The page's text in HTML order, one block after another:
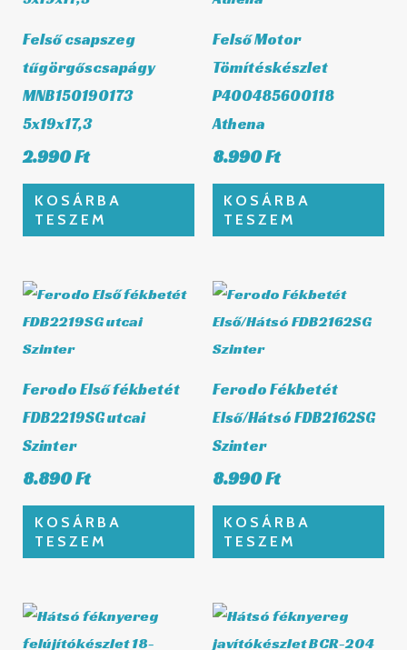
Felső csapszeg
tűgörgőscsapágy
MNB150190173
5x19x17,3
2.990Ft
KOSÁRBA
TESZEM
Felső Motor
Tömítéskészlet
P400485600118
Athena
8.990Ft
KOSÁRBA
TESZEM
Ferodo Első fékbetét
FDB2219SG utcai
Szinter
8.890Ft
KOSÁRBA
TESZEM
Ferodo Fékbetét
Első/Hátsó FDB2162SG
Szinter
8.990Ft
KOSÁRBA
TESZEM